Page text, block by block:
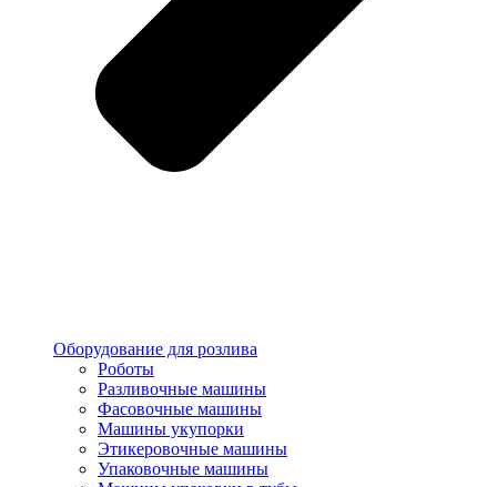
Оборудование для розлива
Роботы
Разливочные машины
Фасовочные машины
Машины укупорки
Этикеровочные машины
Упаковочные машины